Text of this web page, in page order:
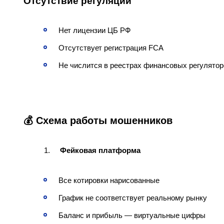
Нет лицензии ЦБ РФ
Отсутствует регистрация FCA
Не числится в реестрах финансовых
💰 Схема работы мошенников
Фейковая платформа
Все котировки нарисованные
График не соответствует реальному рынку
Баланс и прибыль — виртуальные цифры